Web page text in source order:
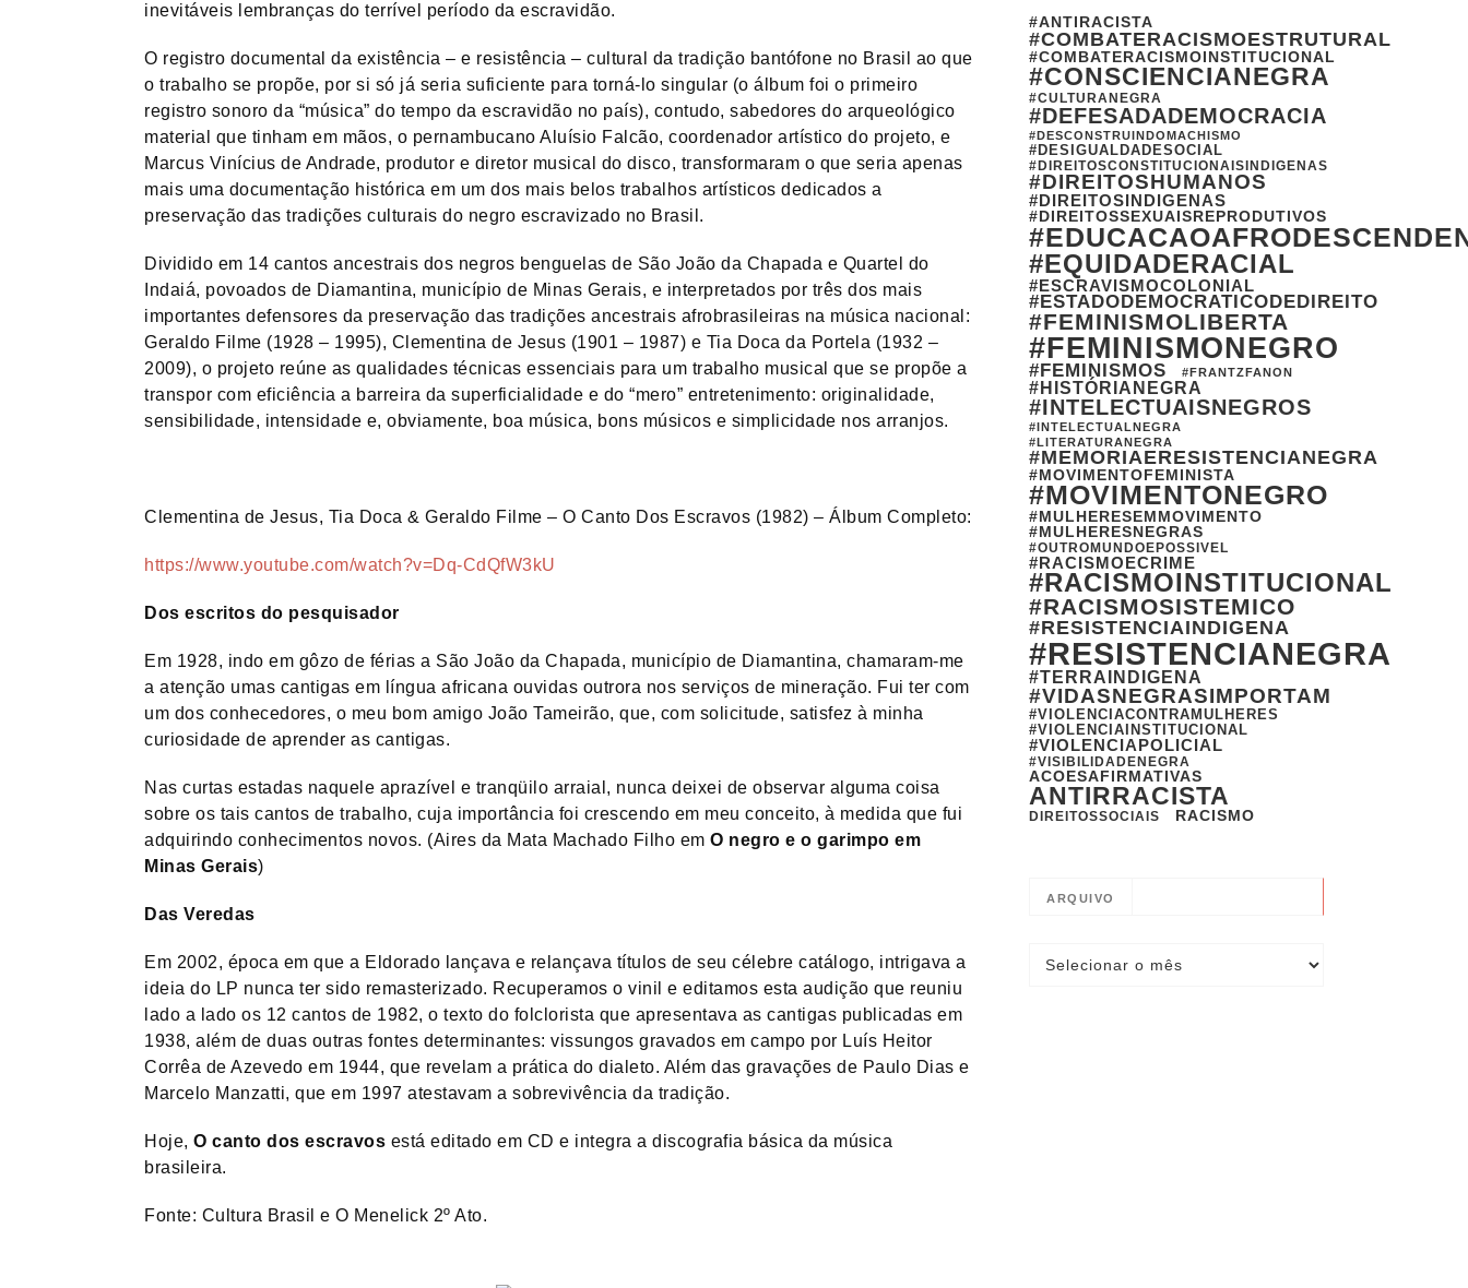
inevitáveis lembranças do terrível período da escravidão.
O registro documental da existência – e resistência – cultural da tradição bantófone no Brasil ao que
o trabalho se propõe, por si só já seria suficiente para torná-lo singular (o álbum foi o primeiro
registro sonoro da “música” do tempo da escravidão no país), contudo, sabedores do arqueológico
material que tinham em mãos, o pernambucano Aluísio Falcão, coordenador artístico do projeto, e
Marcus Vinícius de Andrade, produtor e diretor musical do disco, transformaram o que seria apenas
mais uma documentação histórica em um dos mais belos trabalhos artísticos dedicados a
preservação das tradições culturais do negro escravizado no Brasil.
Dividido em 14 cantos ancestrais dos negros benguelas de São João da Chapada e Quartel do
Indaiá, povoados de Diamantina, município de Minas Gerais, e interpretados por três dos mais
importantes defensores da preservação das tradições ancestrais afrobrasileiras na música nacional:
Geraldo Filme (1928 – 1995), Clementina de Jesus (1901 – 1987) e Tia Doca da Portela (1932 –
2009), o projeto reúne as qualidades técnicas essenciais para um trabalho musical que se propõe a
transpor com eficiência a barreira da superficialidade e do “mero” entretenimento: originalidade,
sensibilidade, intensidade e, obviamente, boa música, bons músicos e simplicidade nos arranjos.
Clementina de Jesus, Tia Doca & Geraldo Filme – O Canto Dos Escravos (1982) – Álbum Completo:
https://www.youtube.com/watch?v=Dq-CdQfW3kU
Dos escritos do pesquisador
Em 1928, indo em gôzo de férias a São João da Chapada, município de Diamantina, chamaram-me
a atenção umas cantigas em língua africana ouvidas outrora nos serviços de mineração. Fui ter com
um dos conhecedores, o meu bom amigo João Tameirão, que, com solicitude, satisfez à minha
curiosidade de aprender as cantigas.
Nas curtas estadas naquele aprazível e tranqüilo arraial, nunca deixei de observar alguma coisa
sobre os tais cantos de trabalho, cuja importância foi crescendo em meu conceito, à medida que fui
adquirindo conhecimentos novos. (Aires da Mata Machado Filho em O negro e o garimpo em
Minas Gerais)
Das Veredas
Em 2002, época em que a Eldorado lançava e relançava títulos de seu célebre catálogo, intrigava a
ideia do LP nunca ter sido remasterizado. Recuperamos o vinil e editamos esta audição que reuniu
lado a lado os 12 cantos de 1982, o texto do folclorista que apresentava as cantigas publicadas em
1938, além de duas outras fontes determinantes: vissungos gravados em campo por Luís Heitor
Corrêa de Azevedo em 1944, que revelam a prática do dialeto. Além das gravações de Paulo Dias e
Marcelo Manzatti, que em 1997 atestavam a sobrevivência da tradição.
Hoje, O canto dos escravos está editado em CD e integra a discografia básica da música
brasileira.
Fonte: Cultura Brasil e O Menelick 2º Ato.
#ANTIRACISTA
#COMBATERACISMOESTRUTURAL
#COMBATERACISMOINSTITUCIONAL
#CONSCIENCIANEGRA
#CULTURANEGRA
#DEFESADADEMOCRACIA
#DESCONSTRUINDOMACHISMO
#DESIGUALDADESOCIAL
#DIREITOSCONSTITUCIONAISINDIGENAS
#DIREITOSHUMANOS
#DIREITOSINDIGENAS
#DIREITOSSEXUAISREPRODUTIVOS
#EQUIDADERACIAL
#ESCRAVISMOCOLONIAL
#ESTADODEMOCRATICODEDIREITO
#FEMINISMOLIBERTA
#FEMINISMONEGRO
#FEMINISMOS #FRANTZFANON
#HISTÓRIANEGRA
#INTELECTUAISNEGROS
#INTELECTUALNEGRA
#LITERATURANEGRA
#MEMORIAERESISTENCIANEGRA
#MOVIMENTOFEMINISTA
#MOVIMENTONEGRO
#MULHERESEMMOVIMENTO
#MULHERESNEGRAS
#OUTROMUNDOEPOSSIVEL
#RACISMOECRIME
#RACISMOINSTITUCIONAL
#RACISMOSISTEMICO
#RESISTENCIAINDIGENA
#RESISTENCIANEGRA
#TERRAINDIGENA
#VIDASNEGRASIMPORTAM
#VIOLENCIACONTRAMULHERES
#VIOLENCIAINSTITUCIONAL
#VIOLENCIAPOLICIAL
#VISIBILIDADENEGRA
ACOESAFIRMATIVAS
ANTIRRACISTA
DIREITOSSOCIAIS RACISMO
ARQUIVO